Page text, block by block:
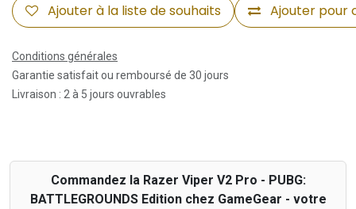
Ajouter pour
Ajouter à la liste de souhaits
Conditions générales
Garantie satisfait ou remboursé de 30 jours
Livraison : 2 à 5 jours ouvrables
Commandez la Razer Viper V2 Pro - PUBG:
BATTLEGROUNDS Edition chez GameGear - votre